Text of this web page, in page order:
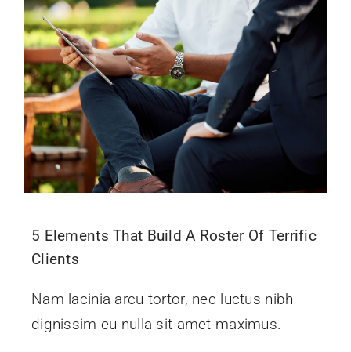
5 Elements That Build A Roster Of Terrific
Clients
Nam lacinia arcu tortor, nec luctus nibh
dignissim eu nulla sit amet maximus.